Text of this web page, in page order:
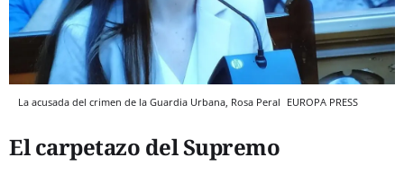
La acusada del crimen de la Guardia Urbana, Rosa Peral EUROPA PRESS
El carpetazo del Supremo